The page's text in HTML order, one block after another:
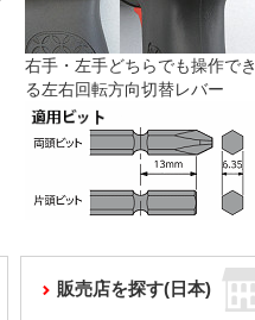
右手・左手どちらでも操作でき
る左右回転方向切替レバー
販売店を探す(日本)